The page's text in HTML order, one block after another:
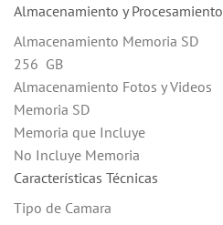
Almacenamiento y Procesamiento
Almacenamiento Memoria SD
256 GB
Almacenamiento Fotos y Videos
Memoria SD
Memoria que Incluye
No Incluye Memoria
Características Técnicas
Tipo de Camara